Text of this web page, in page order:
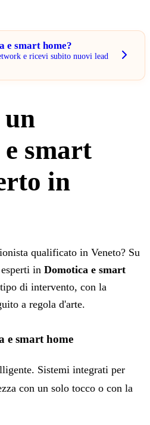
e smart home?
e ricevi subito nuovi lead
smart
in
qualificato in Veneto? Su
in Domotica e smart
di intervento, con la
a regola d'arte.
e smart home
Sistemi integrati per
con un solo tocco o con la